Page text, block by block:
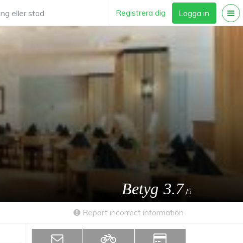
Registrera dig Logga in
Betyg 3.7 /5
Report incorrect information